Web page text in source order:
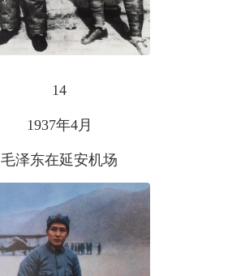
14
1937年4月
毛泽东在延安机场